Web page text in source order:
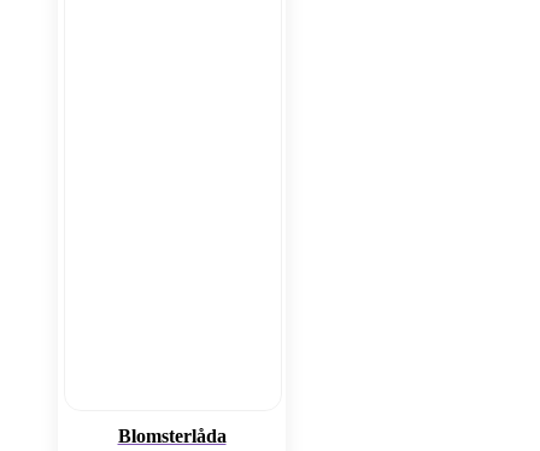
Blomsterlåda